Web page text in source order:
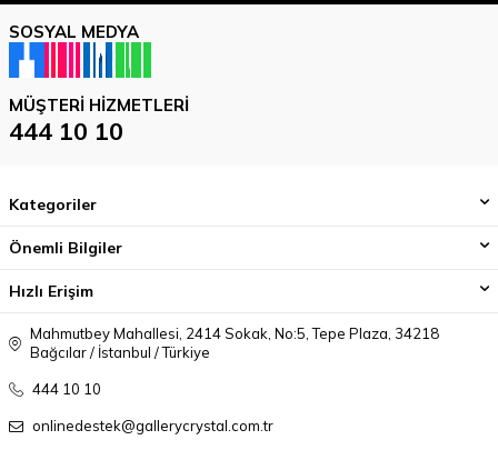
SOSYAL MEDYA
MÜŞTERI HIZMETLERI
444 10 10
Kategoriler
Önemli Bilgiler
Hızlı Erişim
Mahmutbey Mahallesi, 2414 Sokak, No:5, Tepe Plaza, 34218
Bağcılar / İstanbul / Türkiye
444 10 10
onlinedestek@gallerycrystal.com.tr